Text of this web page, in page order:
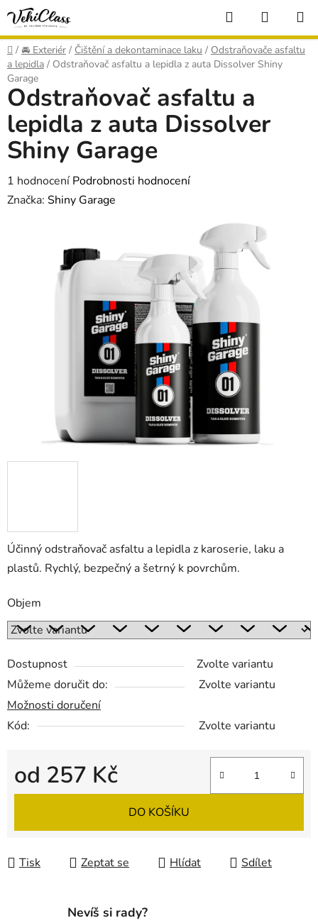
Přejít
obsah
Hledat
KOŠÍK
Domů
/ 🚘 Exteriér / Čištění a dekontaminace laku / Odstraňovače asfaltu
a lepidla / Odstraňovač asfaltu a lepidla z auta Dissolver Shiny
Garage
Účinný odstraňovač asfaltu a lepidla z karoserie, laku a
plastů. Rychlý, bezpečný a šetrný k povrchům.
Objem
Dostupnost
Zvolte variantu
Můžeme doručit do:
Zvolte variantu
Možnosti doručení
Kód:
Zvolte variantu
od 257 Kč
Měrná cena:
DO KOŠÍKU
Tisk Zeptat se Hlídat Sdílet
Odstraňovač asfaltu a
lepidla z auta Dissolver
Shiny Garage
Průměrné
hodnocení
1 hodnocení Podrobnosti hodnocení
Značka: Shiny Garage
Nevíš si rady?